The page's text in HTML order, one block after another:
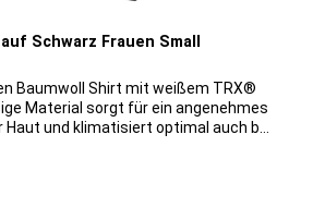
Schwarz Frauen Small
Shirt mit weißem TRX®
auch bei
ist ein Eingehen des Shirts